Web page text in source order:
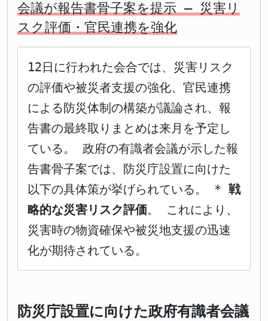
会議が報告書骨子案を提示 – 災害リ
スク評価・官民連携を強化
12日に行われた会合では、災害リスク
の評価や被災者支援の強化、官民連携
による防災体制の構築が議論され、報
告書の最終取りまとめは来月を予定し
ている。 政府の有識者会議が示した報
告書骨子案では、防災庁設置に向けた
以下の具体策が挙げられている。 * 戦
略的な災害リスク評価。 これにより、
災害時の物資確保や被災地支援の迅速
化が期待されている。
防災庁設置に向けた政府有識者会議